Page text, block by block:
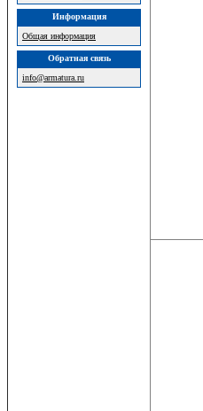
Информация
Общая информация
Обратная связь
info@armatura.ru